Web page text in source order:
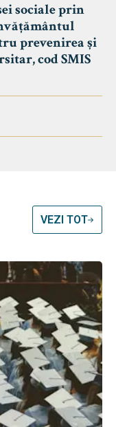
sociale prin
prevenirea și
cod SMIS
VEZI TOT